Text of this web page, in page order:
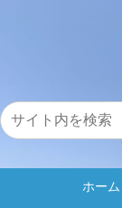
ホーム